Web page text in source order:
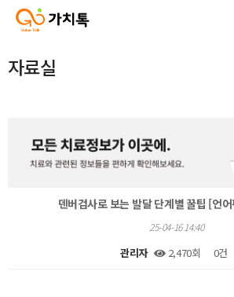
자료실
덴버검사로 보는 발달 단계별 꿀팁 [언
25-04-16 14:40
관리자 2,470회 0건